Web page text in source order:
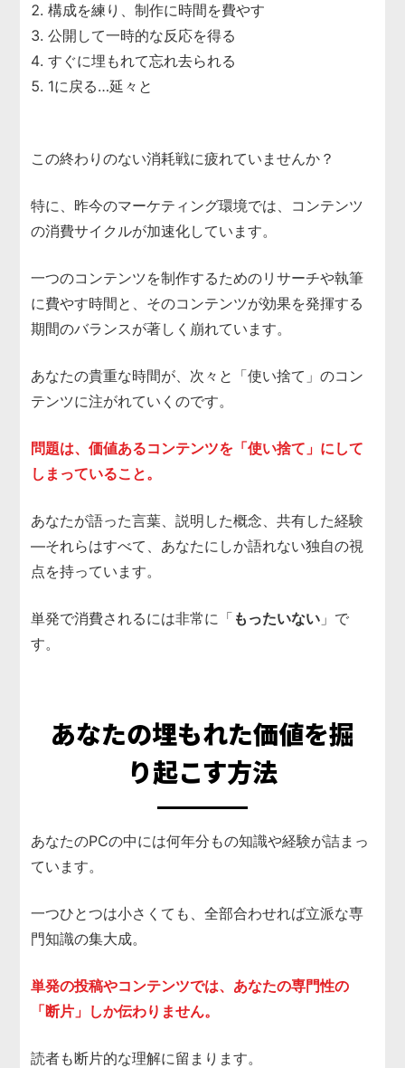
構成を練り、制作に時間を費やす
公開して一時的な反応を得る
すぐに埋もれて忘れ去られる
1に戻る…延々と
この終わりのない消耗戦に疲れていませんか？
特に、昨今のマーケティング環境では、コンテンツ
の消費サイクルが加速化しています。
一つのコンテンツを制作するためのリサーチや執筆
に費やす時間と、そのコンテンツが効果を発揮する
期間のバランスが著しく崩れています。
あなたの貴重な時間が、次々と「使い捨て」のコン
テンツに注がれていくのです。
問題は、価値あるコンテンツを「使い捨て」にして
しまっていること。
あなたが語った言葉、説明した概念、共有した経験
—それらはすべて、あなたにしか語れない独自の視
点を持っています。
単発で消費されるには非常に「 もったいない 」で
す。
あなたの埋もれた価値を掘
り起こす方法
あなたのPCの中には何年分もの知識や経験が詰まっ
ています。
一つひとつは小さくても、全部合わせれば立派な専
門知識の集大成。
単発の投稿やコンテンツでは、あなたの専門性の
「断片」しか伝わりません。
読者も断片的な理解に留まります。